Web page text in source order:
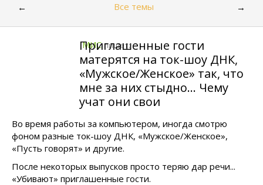
← Все темы →
МИС пишет:
Приглашенные гости
матерятся на ток-шоу ДНК,
«Мужское/Женское» так, что
мне за них стыдно… Чему
учат они свои
Во время работы за компьютером, иногда смотрю
фоном разные ток-шоу ДНК, «Мужское/Женское»,
«Пусть говорят» и другие.
После некоторых выпусков просто теряю дар речи...
«Убивают» приглашенные гости.